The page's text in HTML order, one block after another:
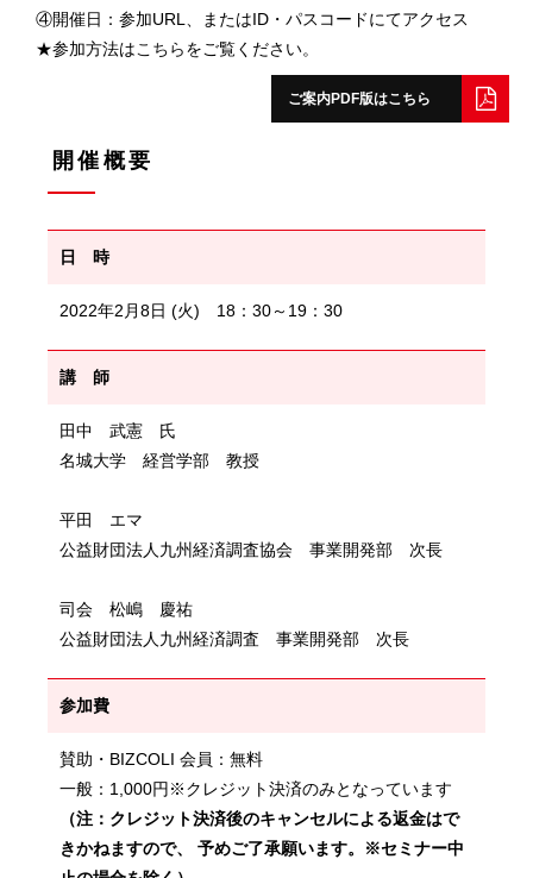
④開催日：参加URL、またはID・パスコードにてアクセス
★参加方法はこちらをご覧ください。
ご案内PDF版はこちら
開催概要
日 時
2022年2月8日 (火) 18：30～19：30
講 師
田中 武憲 氏
名城大学 経営学部 教授
平田 エマ
公益財団法人九州経済調査協会 事業開発部 次長
司会 松嶋 慶祐
公益財団法人九州経済調査 事業開発部 次長
参加費
賛助・BIZCOLI 会員：無料
一般：1,000円※クレジット決済のみとなっています
（注：クレジット決済後のキャンセルによる返金はで
きかねますので、 予めご了承願います。※セミナー中